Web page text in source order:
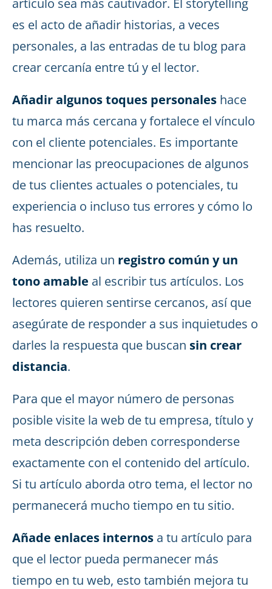
artículo sea más cautivador. El storytelling
es el acto de añadir historias, a veces
personales, a las entradas de tu blog para
crear cercanía entre tú y el lector.
Añadir algunos toques personales hace
tu marca más cercana y fortalece el vínculo
con el cliente potenciales. Es importante
mencionar las preocupaciones de algunos
de tus clientes actuales o potenciales, tu
experiencia o incluso tus errores y cómo lo
has resuelto.
Además, utiliza un registro común y un
tono amable al escribir tus artículos. Los
lectores quieren sentirse cercanos, así que
asegúrate de responder a sus inquietudes o
darles la respuesta que buscan sin crear
distancia.
Para que el mayor número de personas
posible visite la web de tu empresa, título y
meta descripción deben corresponderse
exactamente con el contenido del artículo.
Si tu artículo aborda otro tema, el lector no
permanecerá mucho tiempo en tu sitio.
Añade enlaces internos a tu artículo para
que el lector pueda permanecer más
tiempo en tu web, esto también mejora tu